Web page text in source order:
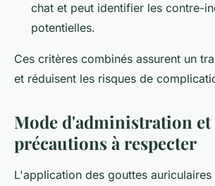
chat et peut identifier les contre-
potentielles.
Ces critères combinés assurent un
et réduisent les risques de
Mode d'administration et
précautions à respecter
L'application des gouttes